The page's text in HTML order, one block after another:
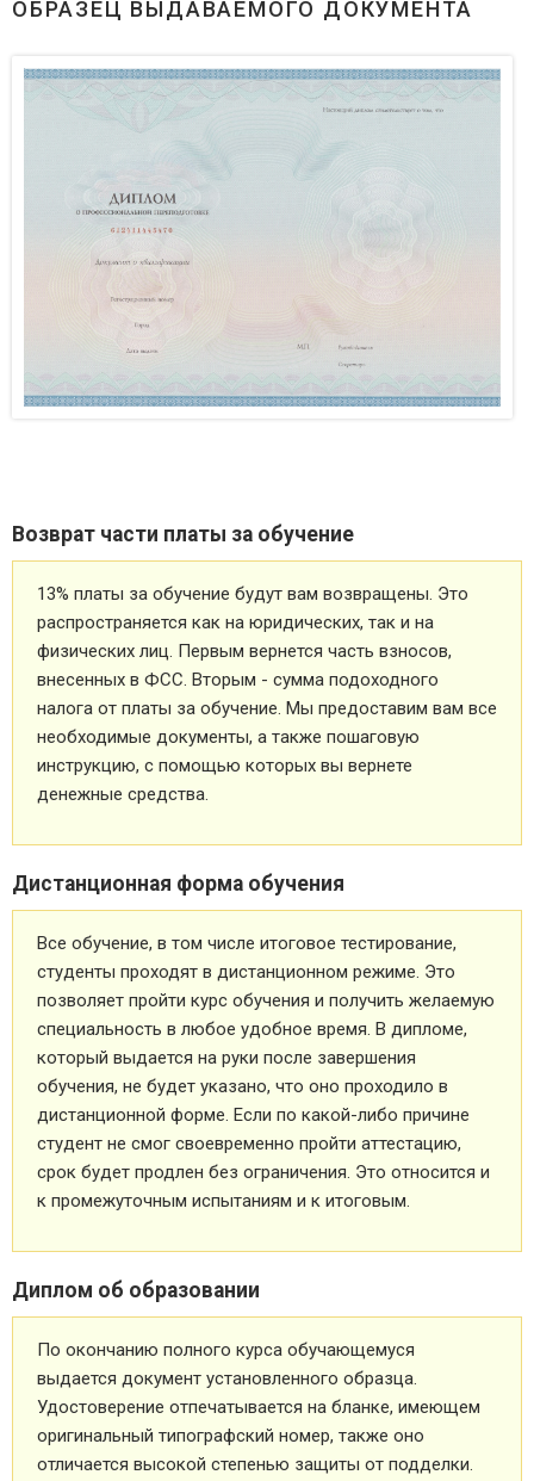
ОБРАЗЕЦ ВЫДАВАЕМОГО ДОКУМЕНТА
Возврат части платы за обучение
13% платы за обучение будут вам возвращены. Это
распространяется как на юридических, так и на
физических лиц. Первым вернется часть взносов,
внесенных в ФСС. Вторым - сумма подоходного
налога от платы за обучение. Мы предоставим вам все
необходимые документы, а также пошаговую
инструкцию, с помощью которых вы вернете
денежные средства.
Дистанционная форма обучения
Все обучение, в том числе итоговое тестирование,
студенты проходят в дистанционном режиме. Это
позволяет пройти курс обучения и получить желаемую
специальность в любое удобное время. В дипломе,
который выдается на руки после завершения
обучения, не будет указано, что оно проходило в
дистанционной форме. Если по какой-либо причине
студент не смог своевременно пройти аттестацию,
срок будет продлен без ограничения. Это относится и
к промежуточным испытаниям и к итоговым.
Диплом об образовании
По окончанию полного курса обучающемуся
выдается документ установленного образца.
Удостоверение отпечатывается на бланке, имеющем
оригинальный типографский номер, также оно
отличается высокой степенью защиты от подделки.